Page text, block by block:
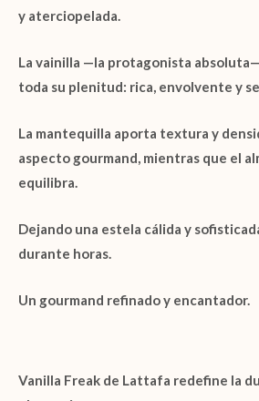
y aterciopelada.
La vainilla —la protagonista
toda su plenitud: rica, envolvente y
La mantequilla aporta textura y
aspecto gourmand, mientras que el
equilibra.
Dejando una estela cálida y
durante horas.
Un gourmand refinado y encantador.
Vanilla Freak de Lattafa redefine la